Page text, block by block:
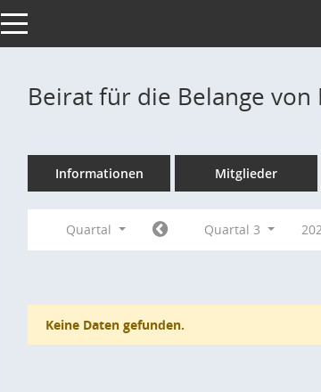
Toggle navigation
Beirat für die Belange
Informationen Mitglieder
Quartal Quartal 3
Keine Daten gefunden.